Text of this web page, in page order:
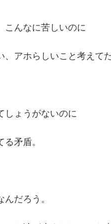
こんなに苦しいのに
、アホらしいこと考えて
しょうがないのに
矛盾。
だろう。